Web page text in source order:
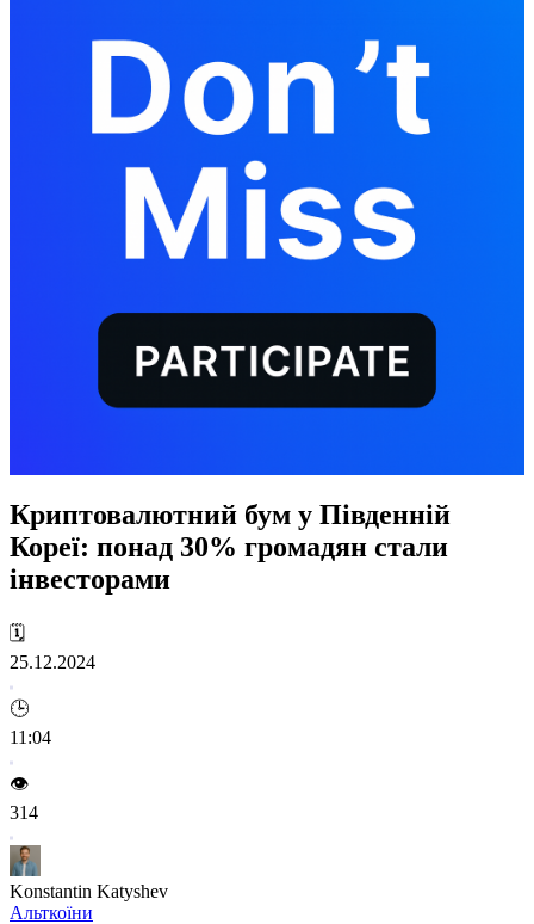
Криптовалютний бум у Південній
Кореї: понад 30% громадян стали
інвесторами
🗓️
25.12.2024
🕒
11:04
👁️
314
Konstantin Katyshev
Альткоїни